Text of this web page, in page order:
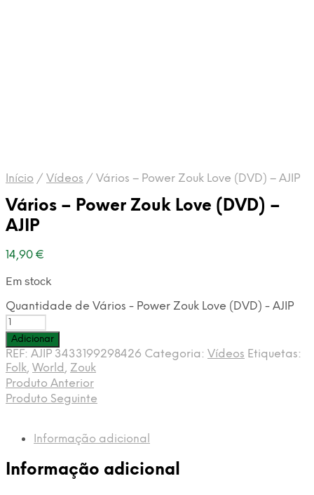
Início / Vídeos / Vários – Power Zouk Love (DVD) – AJIP
Vários – Power Zouk Love (DVD) –
AJIP
14,90 €
Em stock
Quantidade de Vários - Power Zouk Love (DVD) - AJIP
Adicionar
REF: AJIP 3433199298426 Categoria: Vídeos Etiquetas:
Folk, World, Zouk
Produto Anterior
Produto Seguinte
Informação adicional
Informação adicional